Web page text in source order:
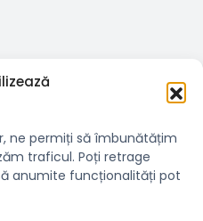
ne permiți să îmbunătățim
traficul. Poți retrage
anumite funcționalități pot